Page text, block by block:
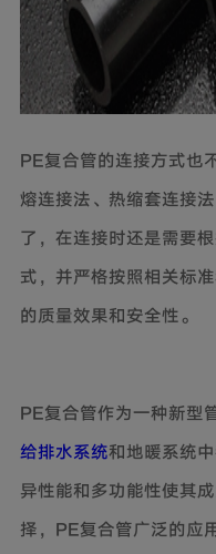
PE复合管的连接方式也
熔连接法、热缩套连接
了，在连接时还是需要
式，并严格按照相关标
的质量效果和安全性。
PE复合管作为一种新型
给排水系统和地暖系统
异性能和多功能性使其
择，PE复合管广泛的应